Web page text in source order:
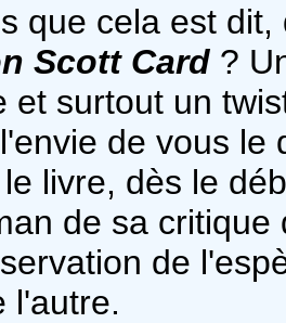
que cela est
Scott Card ?
et surtout un
de vous le
livre, dès le
de sa
de
l'autre.